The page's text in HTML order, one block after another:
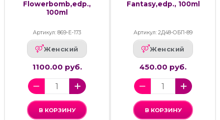
Flowerbomb,edp.,
100ml
Артикул: 869-Е-173
Женский
1100.00 руб.
В КОРЗИНУ
Fantasy,edp., 100ml
Артикул: 2Д48-ОБП-89
Женский
450.00 руб.
В КОРЗИНУ